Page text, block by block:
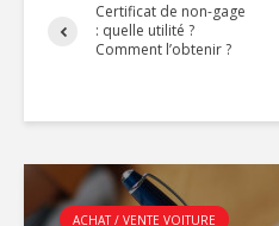
Certificat de non-gage
: quelle utilité ?
Comment l’obtenir ?
ACHAT / VENTE VOITURE